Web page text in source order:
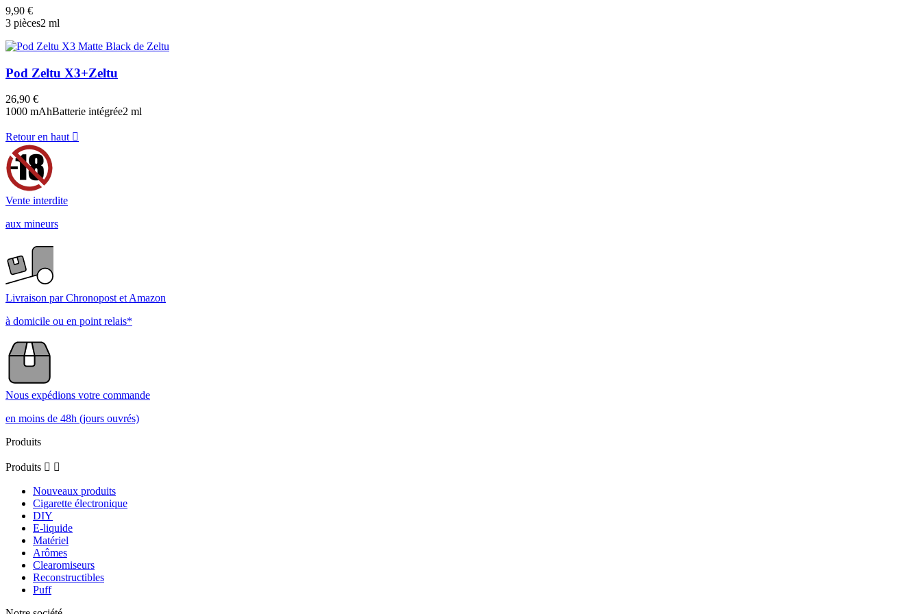
9,90 €
3 pièces2 ml
Pod Zeltu X3+Zeltu
26,90 €
1000 mAhBatterie intégrée2 ml
Retour en haut 
Vente interdite
aux mineurs
Livraison par Chronopost et Amazon
à domicile ou en point relais*
Nous expédions votre commande
en moins de 48h (jours ouvrés)
Produits
Produits  
Nouveaux produits
Cigarette électronique
DIY
E-liquide
Matériel
Arômes
Clearomiseurs
Reconstructibles
Puff